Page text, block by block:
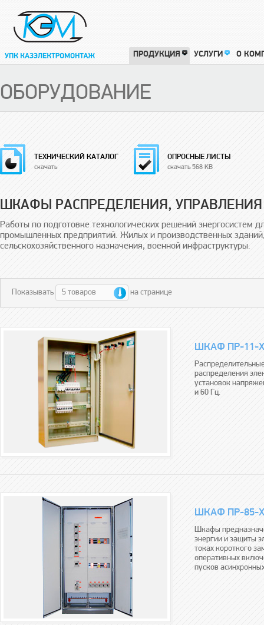
ПРОДУКЦИЯ УСЛУГИ О
ОБОРУДОВАНИЕ
ТЕХНИЧЕСКИЙ КАТАЛОГ
скачать
ОПРОСНЫЕ ЛИСТЫ
скачать 568 KB
ШКАФЫ РАСПРЕДЕЛЕНИЯ,
Работы по подготовке технологических решений
промышленных предприятий. Жилых и производственных
сельскохозяйственного назначения, военной инфраструктуры.
Показывать 5 товаров на странице
ШКАФ ПР-11-
распределения
установок
и 60 Гц.
ШКАФ ПР-85-
Шкафы
энергии и защиты
токах короткого
оперативных
пусков